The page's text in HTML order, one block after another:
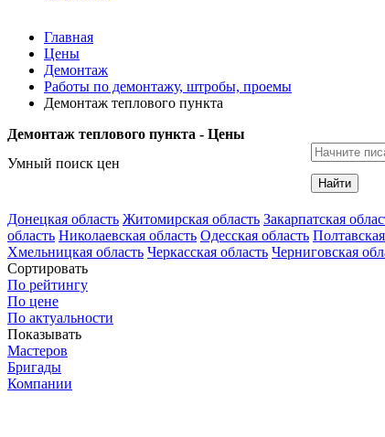
Главная
Цены
Демонтаж
Работы по демонтажу, штробы, проемы
Демонтаж теплового пункта
Демонтаж теплового пункта - Цены
Умный поиск цен
Найти
Донецкая область Житомирская область Закарпатская
область Николаевская область Одесская область
Хмельницкая область Черкасская область Черниговская
Сортировать
По рейтингу
По цене
По актуальности
Показывать
Мастеров
Бригады
Компании